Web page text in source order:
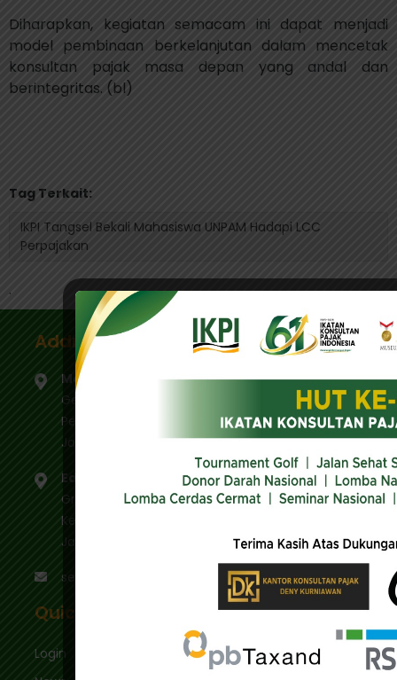
Diharapkan, kegiatan semacam ini dapat menjadi
model pembinaan berkelanjutan dalam mencetak
konsultan pajak masa depan yang andal dan
berintegritas. (bl)
Tag Terkait:
IKPI Tangsel Bekali Mahasiswa UNPAM Hadapi LCC
Perpajakan
.
Address
Main Office
Gedung IKPI, Jl. Condet Pejaten No. 3B
Pejaten Barat - Pasar Minggu
Jakarta Selatan 12510
Education Center
Graha Mas Fatmawati Blok B4-5 Cipete Utara,
Kec. Keb. Baru Jl. Fatmawati Raya
Jakarta Selatan 12410
sekretariat@ikpi.or.id
Quick Links
Login